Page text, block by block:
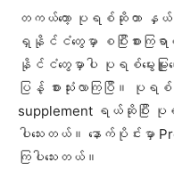
တကယ်တော့ ပုရစ်ဆိုတာ နှယ်
ရှနိုင်ငံတွေမှာ စပြီးစားကြ
နိုင်ငံတွေမှာပါ ပုရစ်မွေးမြူရ
ပြန့် စားသုံးလာကြပြီ။ ပုရ
supplement ရယ်ဆိုပြီး
ပါသေးတယ်။ နောက်ပိုင်းမှာ
ကြပါသေးတယ်။